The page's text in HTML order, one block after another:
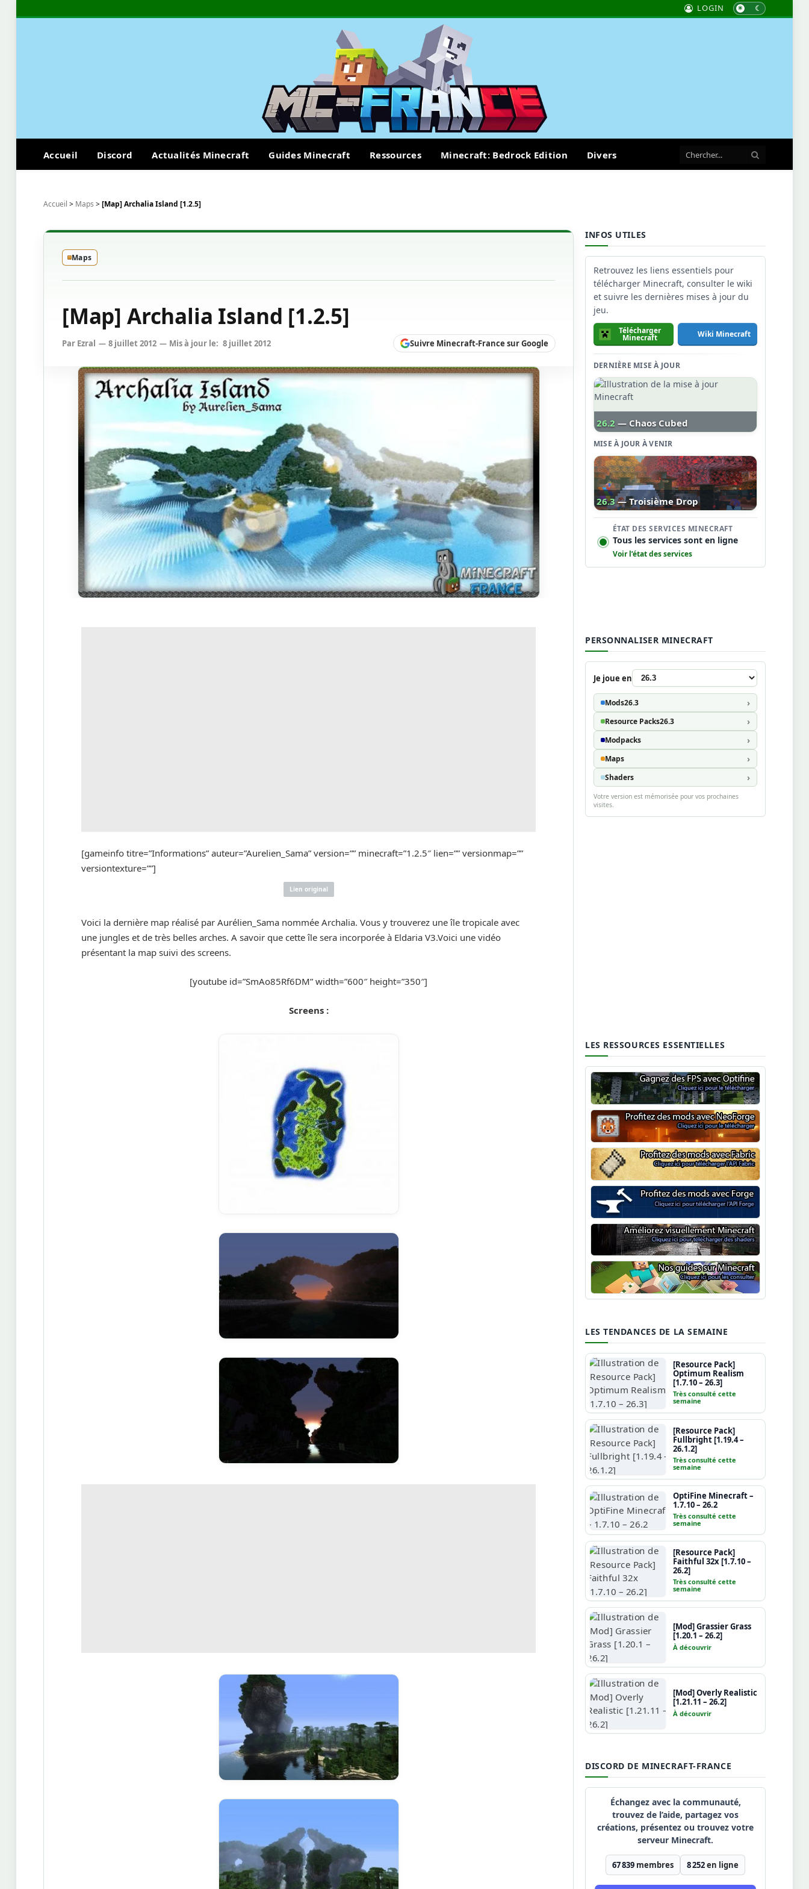
LOGIN
Accueil Discord Actualités Minecraft Guides Minecraft Ressources Minecraft: Bedrock Edition Divers
Accueil > Maps >[Map] Archalia Island [1.2.5]
Maps
[Map] Archalia Island [1.2.5]
Par Ezral 8 juillet 2012 Mis à jour le: 8 juillet 2012 Suivre Minecraft-France sur Google
[gameinfo titre=”Informations” auteur=”Aurelien_Sama” version=”” minecraft=”1.2.5″ lien=”” versionmap=””
versiontexture=””]
Lien original
Voici la dernière map réalisé par Aurélien_Sama nommée Archalia. Vous y trouverez une île tropicale avec
une jungles et de très belles arches. A savoir que cette île sera incorporée à Eldaria V3.Voici une vidéo
présentant la map suivi des screens.
[youtube id=”SmAo85Rf6DM” width=”600″ height=”350″]
Screens :
INFOS UTILES
Retrouvez les liens essentiels pour
télécharger Minecraft, consulter le wiki
et suivre les dernières mises à jour du
jeu.
Télécharger
Minecraft Wiki Minecraft
DERNIÈRE MISE À JOUR
26.2 — Chaos Cubed
MISE À JOUR À VENIR
26.3 — Troisième Drop
ÉTAT DES SERVICES MINECRAFT
Tous les services sont en ligne
Voir l’état des services
PERSONNALISER MINECRAFT
Je joue en
Mods26.3
Resource Packs26.3
Modpacks
Maps
Shaders
Votre version est mémorisée pour vos prochaines
visites.
LES RESSOURCES ESSENTIELLES
Optifine
NeoForge
Minecraft Fabric
Minecraft Forge
Shaders Minecraft
Guide Minecraft
LES TENDANCES DE LA SEMAINE
[Resource Pack]
Optimum Realism
[1.7.10 – 26.3]
Très consulté cette
semaine
[Resource Pack]
Fullbright [1.19.4 –
26.1.2]
Très consulté cette
semaine
OptiFine Minecraft –
1.7.10 – 26.2
Très consulté cette
semaine
[Resource Pack]
Faithful 32x [1.7.10 –
26.2]
Très consulté cette
semaine
[Mod] Grassier Grass
[1.20.1 – 26.2]
À découvrir
[Mod] Overly Realistic
[1.21.11 – 26.2]
À découvrir
DISCORD DE MINECRAFT-FRANCE
Échangez avec la communauté,
trouvez de l’aide, partagez vos
créations, présentez ou trouvez votre
serveur Minecraft.
67 839 membres 8 252en ligne